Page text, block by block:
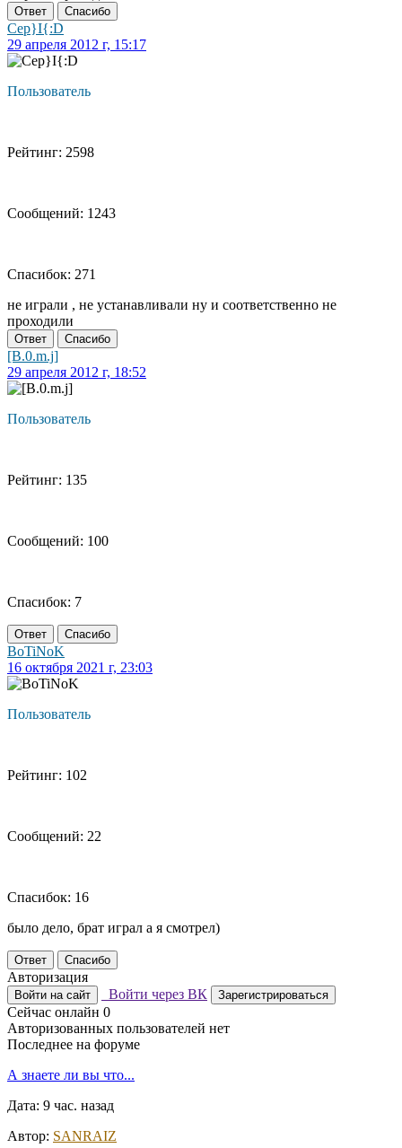
Ответ Спасибо
Cep}I{:D
29 апреля 2012 г, 15:17
Пользователь
Рейтинг: 2598
Сообщений: 1243
Спасибок: 271
не играли , не устанавливали ну и соответственно не
проходили
Ответ Спасибо
[B.0.m.j]
29 апреля 2012 г, 18:52
Пользователь
Рейтинг: 135
Сообщений: 100
Спасибок: 7
Ответ Спасибо
BoTiNoK
16 октября 2021 г, 23:03
Пользователь
Рейтинг: 102
Сообщений: 22
Спасибок: 16
было дело, брат играл а я смотрел)
Ответ Спасибо
Авторизация
Войти на сайт Войти через ВК Зарегистрироваться
Сейчас онлайн 0
Авторизованных пользователей нет
Последнее на форуме
А знаете ли вы что...
Дата: 9 час. назад
Автор: SANRAIZ